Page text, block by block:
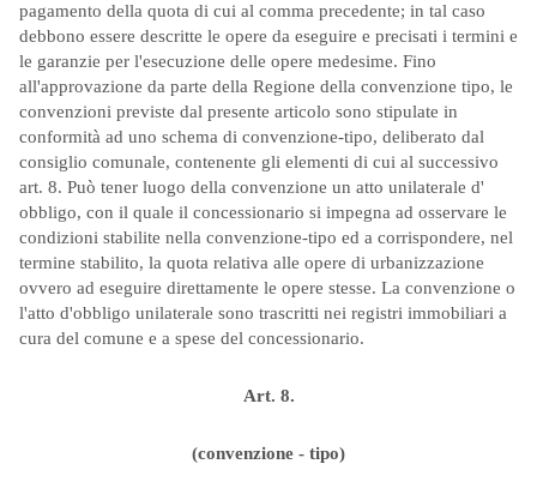
pagamento della quota di cui al comma precedente; in tal caso
debbono essere descritte le opere da eseguire e precisati i termini e
le garanzie per l'esecuzione delle opere medesime. Fino
all'approvazione da parte della Regione della convenzione tipo, le
convenzioni previste dal presente articolo sono stipulate in
conformità ad uno schema di convenzione-tipo, deliberato dal
consiglio comunale, contenente gli elementi di cui al successivo
art. 8. Può tener luogo della convenzione un atto unilaterale d'
obbligo, con il quale il concessionario si impegna ad osservare le
condizioni stabilite nella convenzione-tipo ed a corrispondere, nel
termine stabilito, la quota relativa alle opere di urbanizzazione
ovvero ad eseguire direttamente le opere stesse. La convenzione o
l'atto d'obbligo unilaterale sono trascritti nei registri immobiliari a
cura del comune e a spese del concessionario.
Art. 8.
(convenzione - tipo)